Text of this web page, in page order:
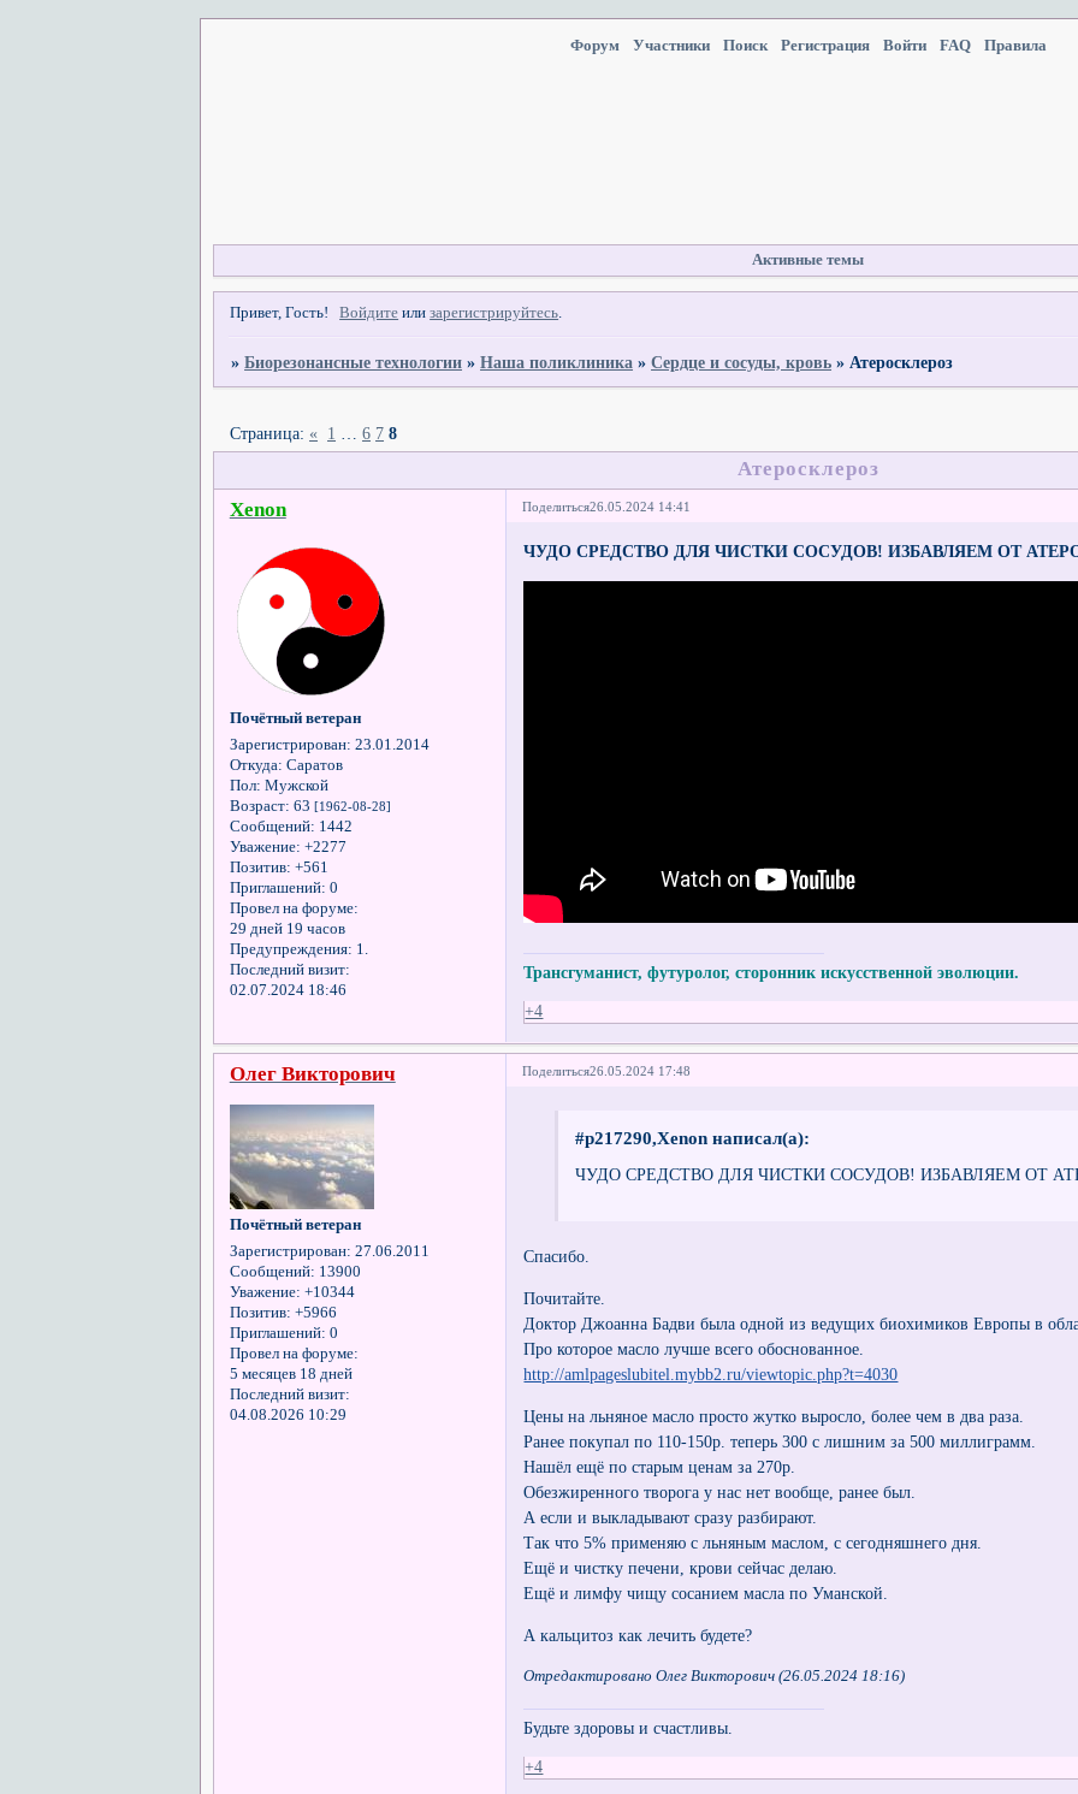
Форум Участники Поиск Регистрация Войти FAQ Правила
Активные темы
Привет, Гость! Войдите илизарегистрируйтесь.
»Биорезонансные технологии »Наша поликлиника »Сердце и сосуды, кровь » Атеросклероз
Атеросклероз
Страница: « 1 6 7 8
Поделиться26.05.2024 14:41
Xenon
Почётный ветеран
Зарегистрирован: 23.01.2014
Откуда: Саратов
Пол: Мужской
Возраст: 63 [1962-08-28]
Сообщений: 1442
Уважение: +2277
Позитив: +561
Приглашений: 0
Провел на форуме:
29 дней 19 часов
Предупреждения: 1.
Последний визит:
02.07.2024 18:46
ЧУДО СРЕДСТВО ДЛЯ ЧИСТКИ СОСУДОВ! ИЗБАВЛЯЕМ ОТ
Трансгуманист, футуролог, сторонник искусственной эволюции.
+4
Поделиться26.05.2024 17:48
Олег Викторович
Почётный ветеран
Зарегистрирован: 27.06.2011
Сообщений: 13900
Уважение: +10344
Позитив: +5966
Приглашений: 0
Провел на форуме:
5 месяцев 18 дней
Последний визит:
04.08.2026 10:29
#p217290,Xenon написал(а):
ЧУДО СРЕДСТВО ДЛЯ ЧИСТКИ СОСУДОВ! ИЗБАВЛЯЕМ ОТ
Спасибо.
Почитайте.
Доктор Джоанна Бадви была одной из ведущих биохимиков Европы в
Про которое масло лучше всего обоснованное.
http://amlpageslubitel.mybb2.ru/viewtopic.php?t=4030
Цены на льняное масло просто жутко выросло, более чем в два раза.
Ранее покупал по 110-150р. теперь 300 с лишним за 500 миллиграмм.
Нашёл ещё по старым ценам за 270р.
Обезжиренного творога у нас нет вообще, ранее был.
А если и выкладывают сразу разбирают.
Так что 5% применяю с льняным маслом, с сегодняшнего дня.
Ещё и чистку печени, крови сейчас делаю.
Ещё и лимфу чищу сосанием масла по Уманской.
А кальцитоз как лечить будете?
Отредактировано Олег Викторович (26.05.2024 18:16)
Будьте здоровы и счастливы.
+4